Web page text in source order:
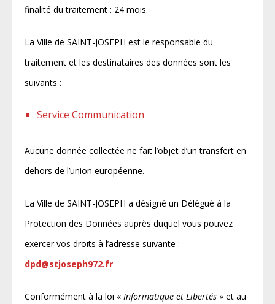
finalité du traitement : 24 mois.
La Ville de SAINT-JOSEPH est le responsable du
traitement et les destinataires des données sont les
suivants :
Service Communication
Aucune donnée collectée ne fait l’objet d’un transfert en
dehors de l’union européenne.
La Ville de SAINT-JOSEPH a désigné un Délégué à la
Protection des Données auprès duquel vous pouvez
exercer vos droits à l’adresse suivante :
dpd@stjoseph972.fr
Conformément à la loi « Informatique et Libertés » et au